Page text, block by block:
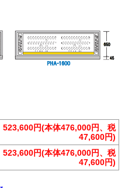
523,600円(本体476,000円、税
47,600円)
523,600円(本体476,000円、税
47,600円)